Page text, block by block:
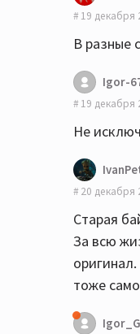
19 декабря
В разные
Igor-
19 декабря
Не
20 декабря
Старая
За всю
тоже